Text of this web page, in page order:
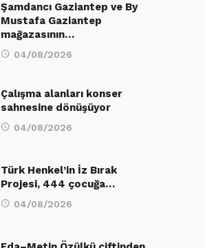
Şamdancı Gaziantep ve By
Mustafa Gaziantep
mağazasının…
04/08/2026
Çalışma alanları konser
sahnesine dönüşüyor
04/08/2026
Türk Henkel’in İz Bırak
Projesi, 444 çocuğa…
04/08/2026